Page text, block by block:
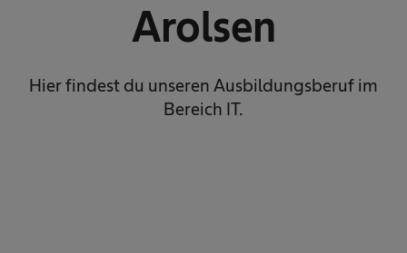
Arolsen
Hier findest du unseren Ausbildungsberuf im
Bereich IT.